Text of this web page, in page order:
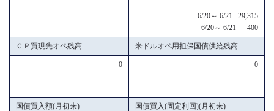
6/20～ 6/21 29,315
6/20～ 6/21 400
ＣＰ買現先オペ残高 米ドルオペ用担保国債供給残高
0 0
国債買入額(月初来) 国債買入(固定利回)(月初来)